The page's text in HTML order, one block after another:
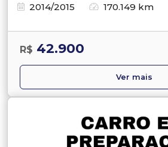
2014/2015
170.149 km
R$ 42.900
Ver mais